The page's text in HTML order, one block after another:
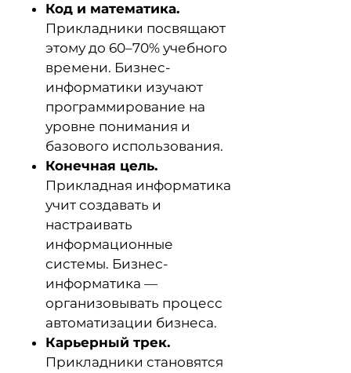
Код и математика.
Прикладники посвящают
этому до 60–70% учебного
времени. Бизнес-
информатики изучают
программирование на
уровне понимания и
базового использования.
Конечная цель.
Прикладная информатика
учит создавать и
настраивать
информационные
системы. Бизнес-
информатика —
организовывать процесс
автоматизации бизнеса.
Карьерный трек.
Прикладники становятся